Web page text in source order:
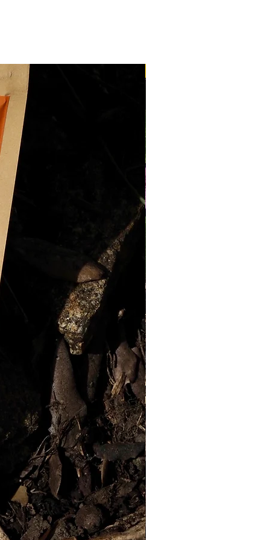
1,50 €
délais de livraison
propose une
produits
dans
des services de la Poste,
dès